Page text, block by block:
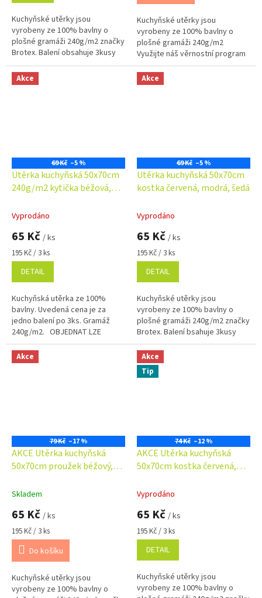
Kuchyňské utěrky jsou
vyrobeny ze 100% bavlny o
plošné gramáži 240g/m2 značky
Brotex. Balení obsahuje 3kusy
utěrek. OBJEDNAT LZE POUZE
CELÉ BALENÍ !!! DO KOŠÍKU
VLOŽTE 3 KUSY =...
Kuchyňské utěrky jsou
vyrobeny ze 100% bavlny o
plošné gramáži 240g/m2
Využijte náš věrnostní program
se slevami již na první
objednávku. Věrnostní program
Kuchyňská utěrka...
Akce
69 Kč –5 %
Utěrka kuchyňská 50x70cm
240g/m2 kytička béžová,
Vyprodáno
65 Kč / ks
Měrná
cena:
195 Kč / 3 ks
DETAIL
Kuchyňská utěrka ze 100%
bavlny. Uvedená cena je za
jedno balení po 3ks. Gramáž
240g/m2. OBJEDNAT LZE
POUZE CELÉ BALENÍ !!!
DO KOŠÍKU VLOŽTE 3 KUSY = 1
BALENÍ !
Akce
69 Kč –5 %
Utěrka kuchyňská 50x70cm
kostka červená, modrá, šedá
Vyprodáno
65 Kč / ks
Měrná
cena:
195 Kč / 3 ks
DETAIL
Kuchyňské utěrky jsou
vyrobeny ze 100% bavlny o
plošné gramáži 240g/m2 značky
Brotex. Balení bsahuje 3kusy
utěrek. OBJEDNAT LZE POUZE
CELÉ BALENÍ !!! DO KOŠÍKU
VLOŽTE 3 KUSY =...
Akce
79 Kč –17 %
AKCE Utěrka kuchyňská
50x70cm proužek béžový,
Skladem
65 Kč / ks
Měrná
cena:
195 Kč / 3 ks
Do košíku
Kuchyňské utěrky jsou
vyrobeny ze 100% bavlny o
Akce
Tip
74 Kč –12 %
AKCE Utěrka kuchyňská
50x70cm kostka červená,
Vyprodáno
65 Kč / ks
Měrná
cena:
195 Kč / 3 ks
DETAIL
Kuchyňské utěrky jsou
vyrobeny ze 100% bavlny o